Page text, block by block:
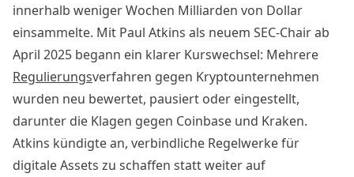
innerhalb weniger Wochen Milliarden von Dollar
einsammelte. Mit Paul Atkins als neuem SEC-Chair ab
April 2025 begann ein klarer Kurswechsel: Mehrere
Regulierungsverfahren gegen Kryptounternehmen
wurden neu bewertet, pausiert oder eingestellt,
darunter die Klagen gegen Coinbase und Kraken.
Atkins kündigte an, verbindliche Regelwerke für
digitale Assets zu schaffen statt weiter auf